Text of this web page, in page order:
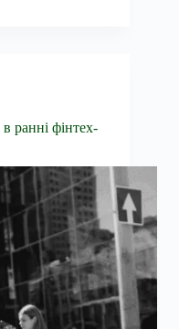
ранні фінтех-